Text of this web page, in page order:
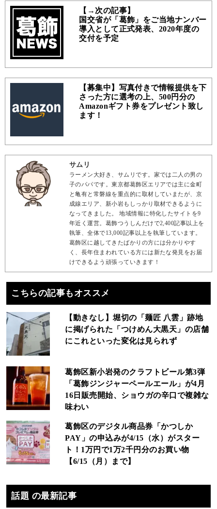
【→次の記事】
国交省が「葛飾」をご当地ナンバー
導入として正式発表、2020年度の
交付を予定
【募集中】写真付きで情報提供を下
さった方に選考の上、500円分の
Amazonギフト券をプレゼント致し
ます！
サムリ
ラーメン大好き、サムリです。家では二人の男の
子のパパです。東京都葛飾区エリアでは主に金町
と亀有と常磐線を重点的に取材していまたが、京
成線エリア、新小岩もしっかり取材できるように
なってきました。 地域情報に特化したサイトを9
年近く運営。葛飾つうしんだけで2,400記事以上を
執筆、全体で13,000記事以上を執筆しています。
葛飾区に越してきたばかりの方には分かりやす
く、長年住まわれている方には新たな発見をお届
けできるよう頑張っていきます！
こちらの記事もオススメ
【動きなし】堀切の「麺匠 八雲」跡地
に掲げられた「つけめん大黒天」の店舗
にこれといった変化は見られず
葛飾区新小岩発のクラフトビール第3弾
「葛飾ジンジャーペールエール」が4月
16日販売開始、ショウガの辛口で複雑な
味わい
葛飾区のデジタル商品券「かつしか
PAY」の申込みが4/15（水）がスター
ト！1万円で1万2千円分のお買い物
【6/15（月）まで】
話題 の最新記事